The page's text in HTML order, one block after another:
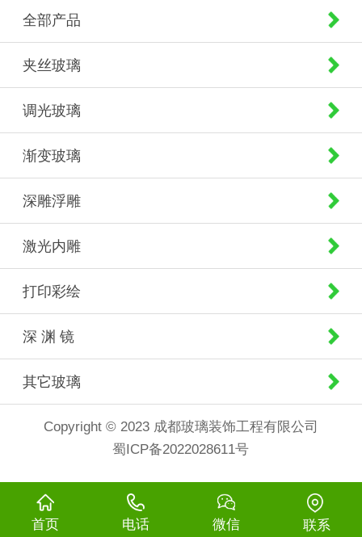
全部产品
夹丝玻璃
调光玻璃
渐变玻璃
深雕浮雕
激光内雕
打印彩绘
深 渊 镜
其它玻璃
Copyright © 2023 成都玻璃装饰工程有限公司
蜀ICP备2022028611号
首页 电话 微信 联系